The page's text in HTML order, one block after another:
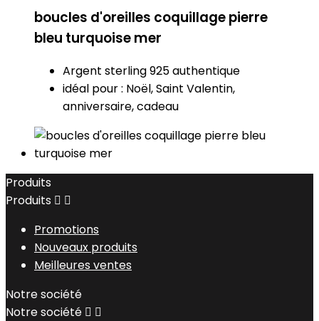
boucles d'oreilles coquillage pierre
bleu turquoise mer
Argent sterling 925 authentique
idéal pour : Noël, Saint Valentin,
anniversaire, cadeau
Produits
Produits  
Promotions
Nouveaux produits
Meilleures ventes
Notre société
Notre société  